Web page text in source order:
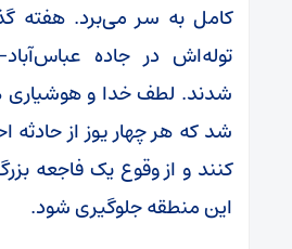
کامل به سر می‌برد. هفته
توله‌اش در جاده
شدند. لطف خدا و هوشیاری
شد که هر چهار یوز از حادثه
کنند و از وقوع یک فاجعه
این منطقه جلوگیری شود.